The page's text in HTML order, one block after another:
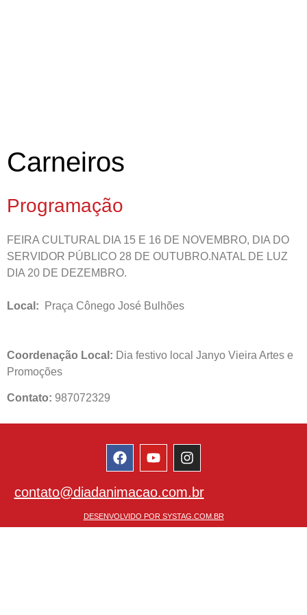
Carneiros
Programação
FEIRA CULTURAL DIA 15 E 16 DE NOVEMBRO, DIA DO
SERVIDOR PÚBLICO 28 DE OUTUBRO.NATAL DE LUZ
DIA 20 DE DEZEMBRO.
Local: Praça Cônego José Bulhões
Coordenação Local: Dia festivo local Janyo Vieira Artes e
Promoções
Contato: 987072329
contato@diadanimacao.com.br
DESENVOLVIDO POR SYSTAG.COM.BR